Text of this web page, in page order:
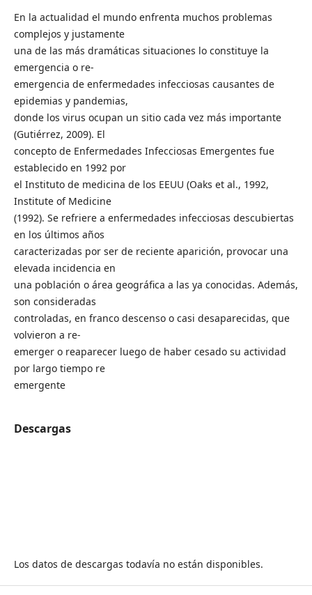
En la actualidad el mundo enfrenta muchos problemas
complejos y justamente
una de las más dramáticas situaciones lo constituye la
emergencia o re-
emergencia de enfermedades infecciosas causantes de
epidemias y pandemias,
donde los virus ocupan un sitio cada vez más importante
(Gutiérrez, 2009). El
concepto de Enfermedades Infecciosas Emergentes fue
establecido en 1992 por
el Instituto de medicina de los EEUU (Oaks et al., 1992,
Institute of Medicine
(1992). Se refriere a enfermedades infecciosas descubiertas
en los últimos años
caracterizadas por ser de reciente aparición, provocar una
elevada incidencia en
una población o área geográfica a las ya conocidas. Además,
son consideradas
controladas, en franco descenso o casi desaparecidas, que
volvieron a re-
emerger o reaparecer luego de haber cesado su actividad
por largo tiempo re
emergente
Descargas
Los datos de descargas todavía no están disponibles.